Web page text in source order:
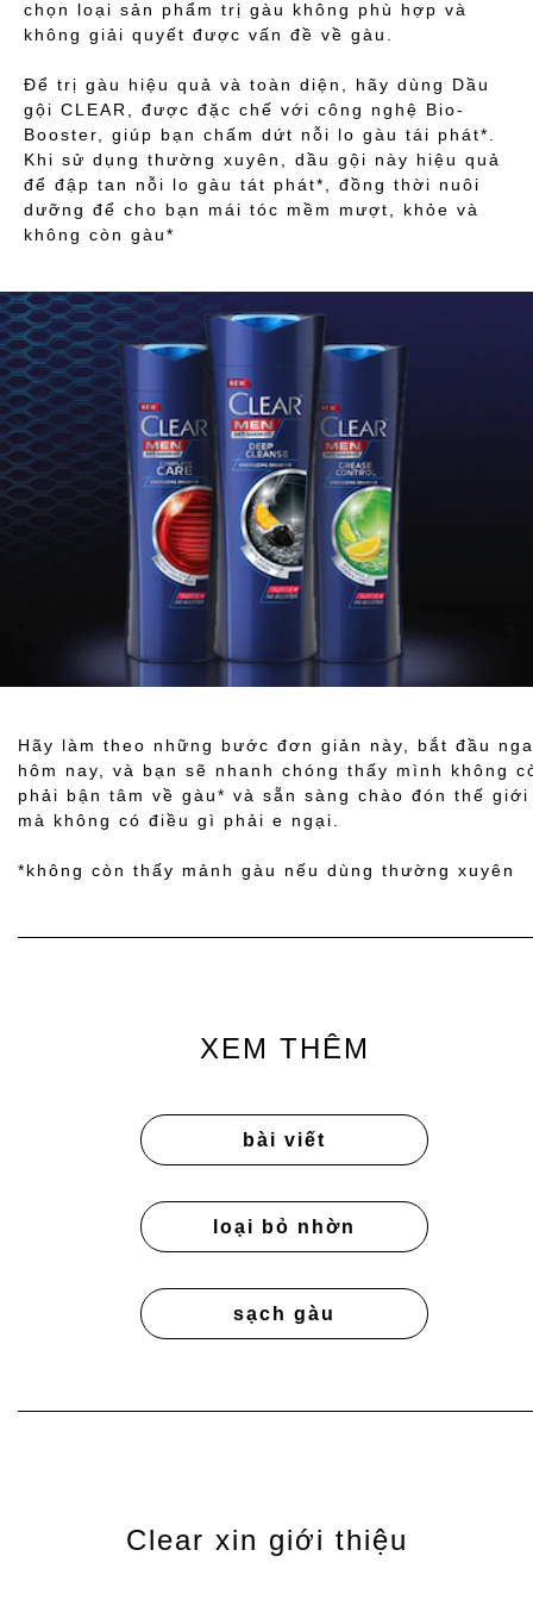
chọn loại sản phẩm trị gàu không phù hợp và
không giải quyết được vấn đề về gàu.
Để trị gàu hiệu quả và toàn diện, hãy dùng Dầu
gội CLEAR, được đặc chế với công nghệ Bio-
Booster, giúp bạn chấm dứt nỗi lo gàu tái phát*.
Khi sử dụng thường xuyên, dầu gội này hiệu quả
để đập tan nỗi lo gàu tát phát*, đồng thời nuôi
dưỡng để cho bạn mái tóc mềm mượt, khỏe và
không còn gàu*
Hãy làm theo những bước đơn giản này, bắt đầu
hôm nay, và bạn sẽ nhanh chóng thấy mình không
phải bận tâm về gàu* và sẵn sàng chào đón thế giới
mà không có điều gì phải e ngại.
*không còn thấy mảnh gàu nếu dùng thường xuyên
XEM THÊM
bài viết
loại bỏ nhờn
sạch gàu
Clear xin giới thiệu